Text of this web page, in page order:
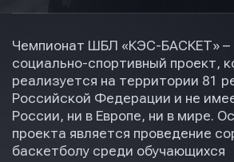
Чемпионат ШБЛ «КЭС-БАСКЕТ» –
социально-спортивный проект,
реализуется на территории 81
Российской Федерации и не
России, ни в Европе, ни в мире.
проекта является проведение
баскетболу среди обучающихся